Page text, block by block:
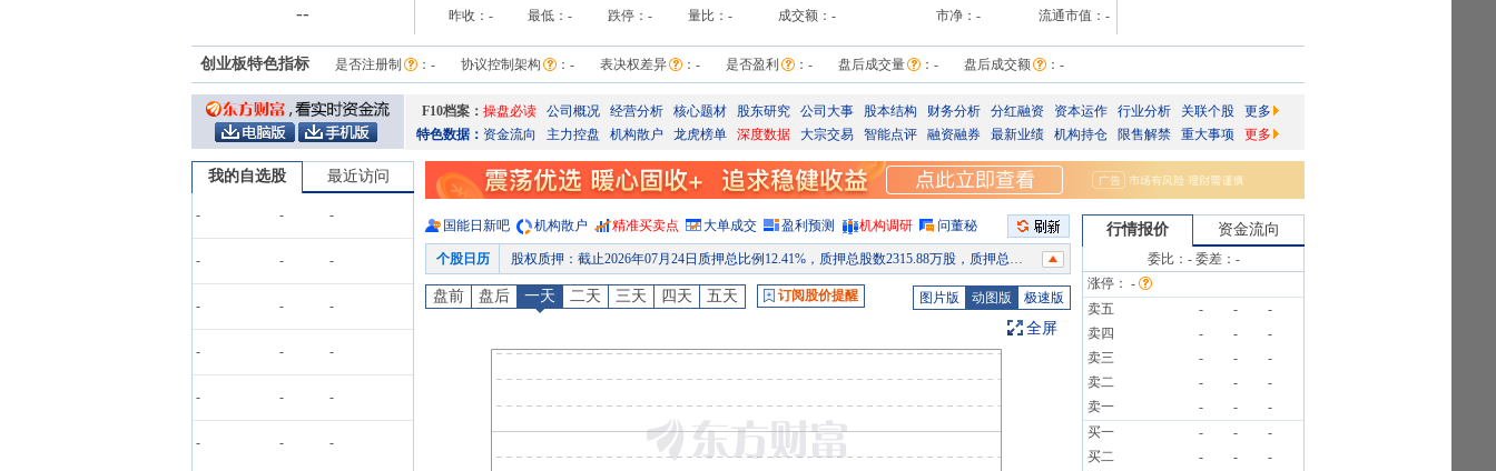
-- 昨收： - 最低： - 跌停： - 量比： - 成交额： - 市净： - 流通市值： -
创业板特色指标 是否注册制 ： - 协议控制架构 ： - 表决权差异 ： - 是否盈利 ： - 盘后成交量 ： - 盘后成交额 ： -
F10档案： 操盘必读 公司概况 经营分析 核心题材 股东研究 公司大事 股本结构 财务分析 分红融资 资本运作 行业分析 关联个股
更多
特色数据： 资金流向 主力控盘 机构散户 龙虎榜单 深度数据 大宗交易 智能点评 融资融券 最新业绩 机构持仓 限售解禁 重大事项 更多
我的自选股 最近访问
- - -
- - -
- - -
- - -
- - -
- - -
国能日新吧 机构散户 精准买卖点 大单成交 盈利预测 机构调研 问董秘
个股日历 股权质押 ： 截止2026年07月24日质押总比例12.41%，质押总股数2315.88万股，质押总笔数3笔
股权质押：截止2026年07月17日质押总比例12.41%，质押总股数2315.88万股，质押总笔数3笔
股权质押
截止2026年07月10日质押总比例12.41%，质押总股数2315.88万股，质押总笔数3笔
机构调研：2026年07月08日披露公司于2026年07月08日接待32家机构调研
公告：2026年07月02日发布《国能日新:关于完成工商变更登记的公告》
预约披露日：2026年半年报预约2026年08月15日披露
股权质押 ：截止2026年08月07日质押总比例12.41%，质押总股数2315.88万股，质押总笔数3笔
盘前 盘后 一天 二天 三天 四天 五天 订阅股价提醒 图片版 动图版 极速版
全屏
行情报价 资金流向
委比： -委差： -
涨停： -
卖五
- -
-
卖四
- -
-
卖三
- -
-
卖二
- -
-
卖一
- -
-
买一
- -
-
买二
- -
-